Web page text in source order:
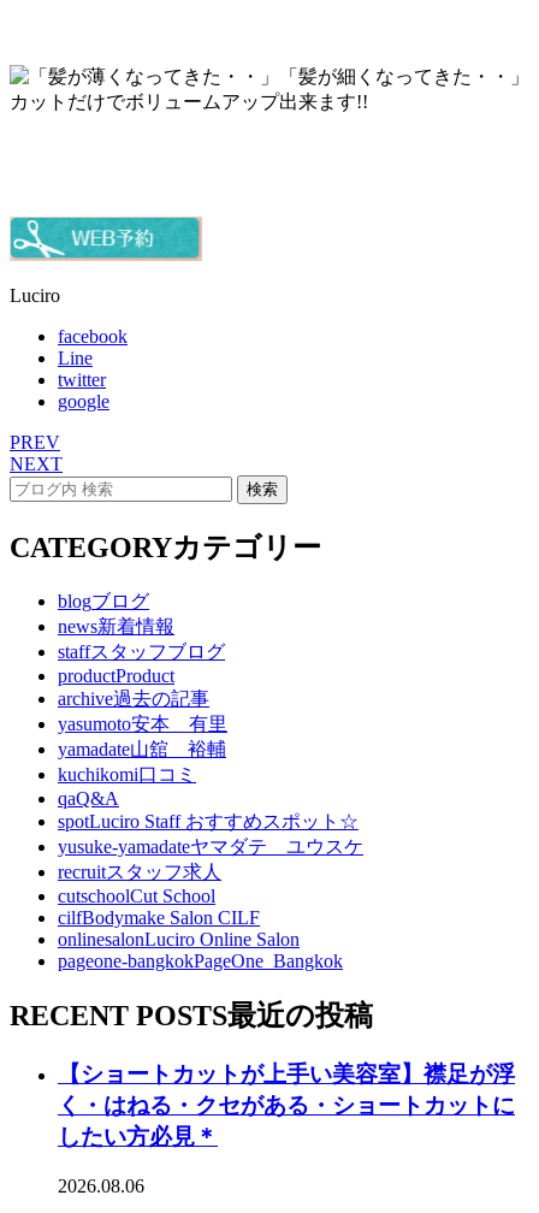
Luciro
facebook
Line
twitter
google
PREV
NEXT
CATEGORYカテゴリー
blogブログ
news新着情報
staffスタッフブログ
productProduct
archive過去の記事
yasumoto安本 有里
yamadate山舘 裕輔
kuchikomi口コミ
qaQ&A
spotLuciro Staff おすすめスポット☆
yusuke-yamadateヤマダテ ユウスケ
recruitスタッフ求人
cutschoolCut School
cilfBodymake Salon CILF
onlinesalonLuciro Online Salon
pageone-bangkokPageOne_Bangkok
RECENT POSTS最近の投稿
【ショートカットが上手い美容室】襟足が浮
く・はねる・クセがある・ショートカットに
したい方必見＊
2026.08.06